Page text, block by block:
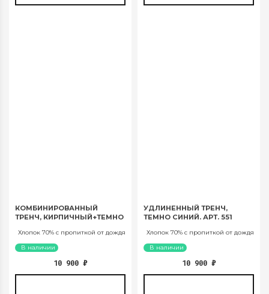
КОМБИНИРОВАННЫЙ
ТРЕНЧ, КИРПИЧНЫЙ+ТЕМНО
Хлопок 70% с пропиткой от дождя
В наличии
10 900 ₽
УДЛИНЕННЫЙ ТРЕНЧ,
ТЕМНО СИНИЙ. АРТ. 551
Хлопок 70% с пропиткой от дождя
В наличии
10 900 ₽